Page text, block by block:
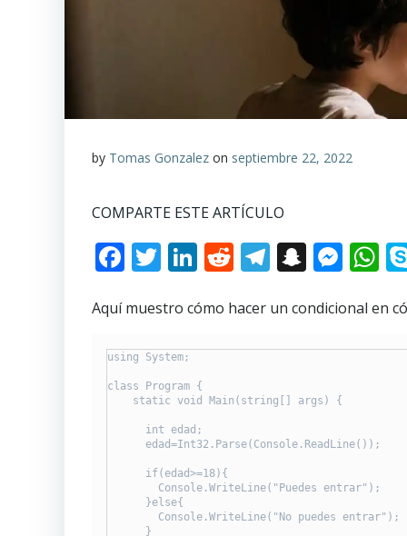
by Tomas Gonzalez on septiembre 22, 2022
COMPARTE ESTE ARTÍCULO
Facebook
Twitter
LinkedIn
Reddit
Telegram
Aquí muestro cómo hacer un condicional en
using System;
class Program {
    static void Main(string[] args) {
      int edad;
      edad=Int32.Parse(Console.ReadLine());
      if(edad>=18){
        Console.WriteLine("Puedes entrar");
      }else{
        Console.WriteLine("No puedes entrar");
      }